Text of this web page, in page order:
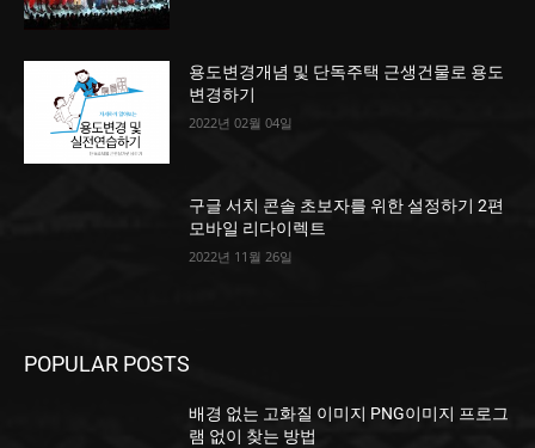
용도변경개념 및 단독주택 근생건물로 용도
변경하기
2022년 02월 04일
구글 서치 콘솔 초보자를 위한 설정하기 2편
모바일 리다이렉트
2022년 11월 26일
POPULAR POSTS
배경 없는 고화질 이미지 PNG이미지 프로그
램 없이 찾는 방법